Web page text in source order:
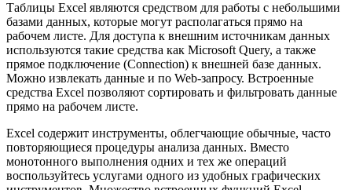
Таблицы Excel являются средством для работы с небольшими
базами данных, которые могут располагаться прямо на
рабочем листе. Для доступа к внешним источникам данных
используются такие средства как Microsoft Query, а также
прямое подключение (Connection) к внешней базе данных.
Можно извлекать данные и по Web-запросу. Встроенные
средства Excel позволяют сортировать и фильтровать данные
прямо на рабочем листе.
Excel содержит инструменты, облегчающие обычные, часто
повторяющиеся процедуры анализа данных. Вместо
монотонного выполнения одних и тех же операций
воспользуйтесь услугами одного из удобных графических